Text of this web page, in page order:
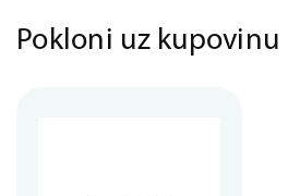
Pokloni uz kupovinu